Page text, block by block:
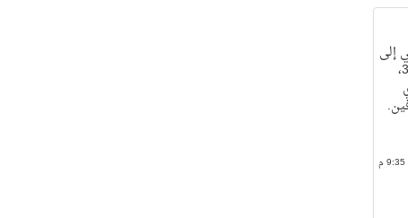
إلى
دوري الدرجة الأولى بعدما خسر 1 - 3،